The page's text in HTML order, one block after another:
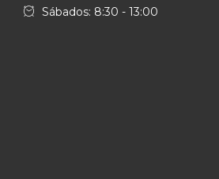
Sábados: 8:30 - 13:00